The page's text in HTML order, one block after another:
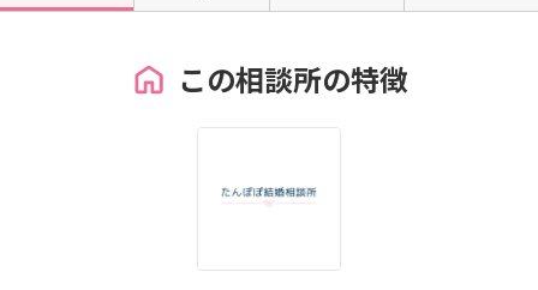
この相談所の特徴